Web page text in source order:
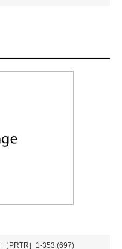
［PRTR］1-353 (697)